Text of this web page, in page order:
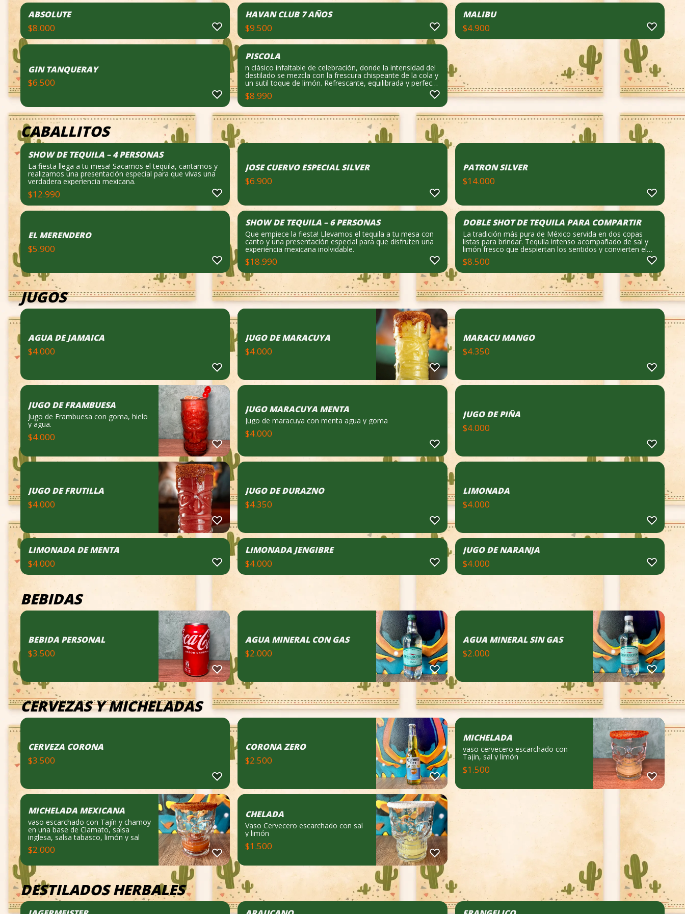
ABSOLUTE
$8.000
HAVAN CLUB 7 AÑOS
$9.500
MALIBU
$4.900
GIN TANQUERAY
$6.500
PISCOLA
n clásico infaltable de celebración, donde la intensidad del
destilado se mezcla con la frescura chispeante de la cola y
un sutil toque de limón. Refrescante, equilibrada y perfecta
para brindar sin complicaciones, acompañando risas,
música y buenos momentos. Notas de cata: Dulce suave,
refrescante y con carácter.
$8.990
CABALLITOS
SHOW DE TEQUILA – 4 PERSONAS
La fiesta llega a tu mesa! Sacamos el tequila, cantamos y
realizamos una presentación especial para que vivas una
verdadera experiencia mexicana.
$12.990
JOSE CUERVO ESPECIAL SILVER
$6.900
PATRON SILVER
$14.000
EL MERENDERO
$5.900
SHOW DE TEQUILA – 6 PERSONAS
Que empiece la fiesta! Llevamos el tequila a tu mesa con
canto y una presentación especial para que disfruten una
experiencia mexicana inolvidable.
$18.990
DOBLE SHOT DE TEQUILA PARA COMPARTIR
La tradición más pura de México servida en dos copas
listas para brindar. Tequila intenso acompañado de sal y
limón fresco que despiertan los sentidos y convierten el
momento en un verdadero agasajo entre amigos, pareja
o familia. Simple, valiente y absolutamente chingón para
comenzar la fiesta.
$8.500
JUGOS
AGUA DE JAMAICA
$4.000
JUGO DE MARACUYA
$4.000
MARACU MANGO
$4.350
JUGO DE FRAMBUESA
Jugo de Frambuesa con goma, hielo
y agua.
$4.000
JUGO MARACUYA MENTA
Jugo de maracuya con menta agua y goma
$4.000
JUGO DE PIÑA
$4.000
JUGO DE FRUTILLA
$4.000
JUGO DE DURAZNO
$4.350
LIMONADA
$4.000
LIMONADA DE MENTA
$4.000
LIMONADA JENGIBRE
$4.000
JUGO DE NARANJA
$4.000
BEBIDAS
BEBIDA PERSONAL
$3.500
AGUA MINERAL CON GAS
$2.000
AGUA MINERAL SIN GAS
$2.000
CERVEZAS Y MICHELADAS
CERVEZA CORONA
$3.500
CORONA ZERO
$2.500
MICHELADA
vaso cervecero escarchado con
Tajin, sal y limón
$1.500
MICHELADA MEXICANA
vaso escarchado con Tajín y chamoy
en una base de Clamato, salsa
inglesa, salsa tabasco, limón y sal
$2.000
CHELADA
Vaso Cervecero escarchado con sal
y limón
$1.500
DESTILADOS HERBALES